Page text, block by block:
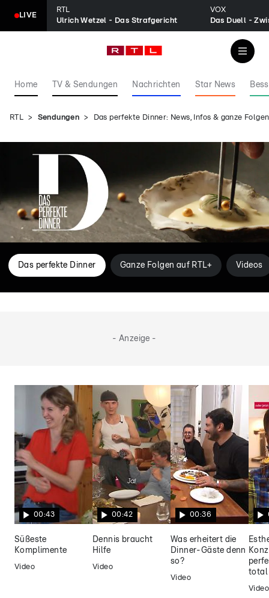
LIVE
RTL
Ulrich Wetzel - Das Strafgericht
VOX
Home TV & Sendungen Nachrichten Star News
RTL Sendungen Das perfekte Dinner: News, Infos & ganze
Das perfekte Dinner Ganze Folgen auf RTL+ Videos
- Anzeige -
00:43
Süßeste
Komplimente
Video
00:42
Dennis braucht
Hilfe
Video
00:36
Was erheitert die
Dinner-Gäste denn
so?
Video
total
Video